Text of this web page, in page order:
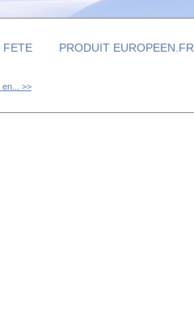
FETE PRODUIT EUROPEEN.FR
>>